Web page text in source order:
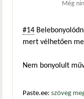
Még
#14
mert vélhetően
Nem bonyolult
Paste.ee: szöveg